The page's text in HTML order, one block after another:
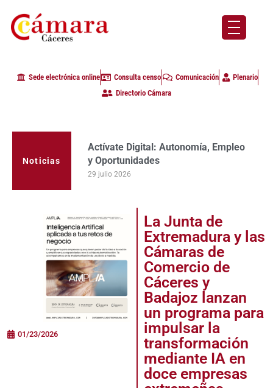
Sede electrónica online Consulta censo Comunicación
Plenario
Directorio Cámara
Noticias
Actívate Digital: Autonomía, Empleo
y Oportunidades
29 julio 2026
La Cámara de Comercio de Cáceres
clausura con alta participación de
empresas en la primera edición del
01/23/2026
La Junta de
Extremadura y las
Cámaras de
Comercio de
Cáceres y
Badajoz lanzan
un programa para
impulsar la
transformación
mediante IA en
doce empresas